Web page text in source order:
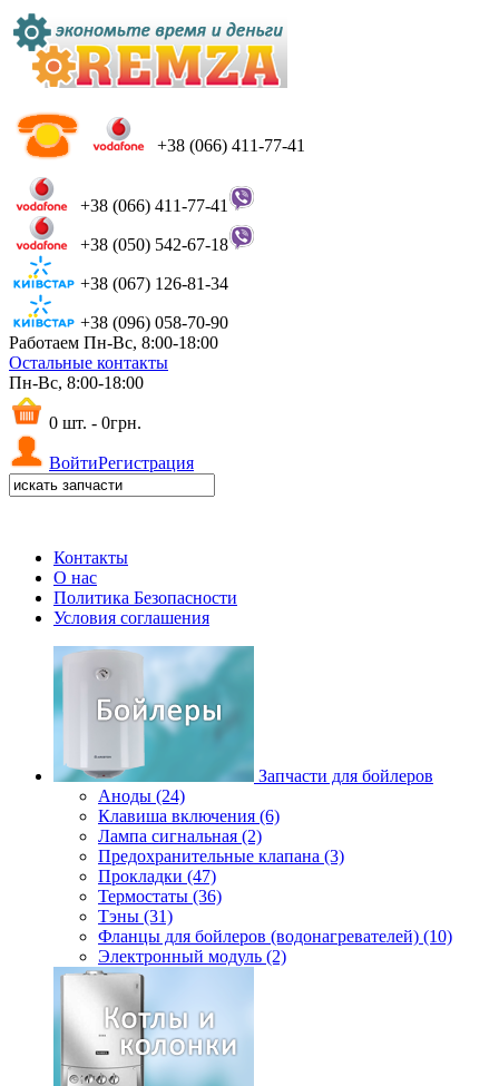
+38 (066) 411-77-41
+38 (066) 411-77-41
+38 (050) 542-67-18
+38 (067) 126-81-34
+38 (096) 058-70-90
Работаем Пн-Вс, 8:00-18:00
Остальные контакты
Пн-Вс, 8:00-18:00
0 шт. - 0грн.
ВойтиРегистрация
Контакты
О нас
Политика Безопасности
Условия соглашения
Запчасти для бойлеров
Аноды (24)
Клавиша включения (6)
Лампа сигнальная (2)
Предохранительные клапана (3)
Прокладки (47)
Термостаты (36)
Тэны (31)
Фланцы для бойлеров (водонагревателей) (10)
Электронный модуль (2)